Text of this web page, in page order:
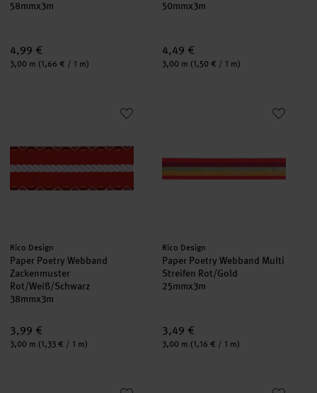
58mmx3m
4,99 €
Inhalt:
3,00 m (1,66 € / 1 m)
50mmx3m
4,49 €
Inhalt:
3,00 m (1,50 € / 1 m)
Paper Poetry Webband Zackenmuster Rot/Weiß/Schwarz
Hersteller:
Rico Design
Paper Poetry Webband
Zackenmuster
Rot/Weiß/Schwarz
38mmx3m
3,99 €
Inhalt:
3,00 m (1,33 € / 1 m)
Paper Poetry Webband Multi
Hersteller:
Rico Design
Paper Poetry Webband Multi
Streifen Rot/Gold
25mmx3m
3,49 €
Inhalt:
3,00 m (1,16 € / 1 m)
Webband Multi Streifen Rot/Gold Paper Poetry Webband Duo